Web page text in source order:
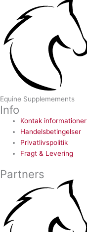
Equine Supplemements
Info
Kontak informationer
Handelsbetingelser
Privatlivspolitik
Fragt & Levering
Partners